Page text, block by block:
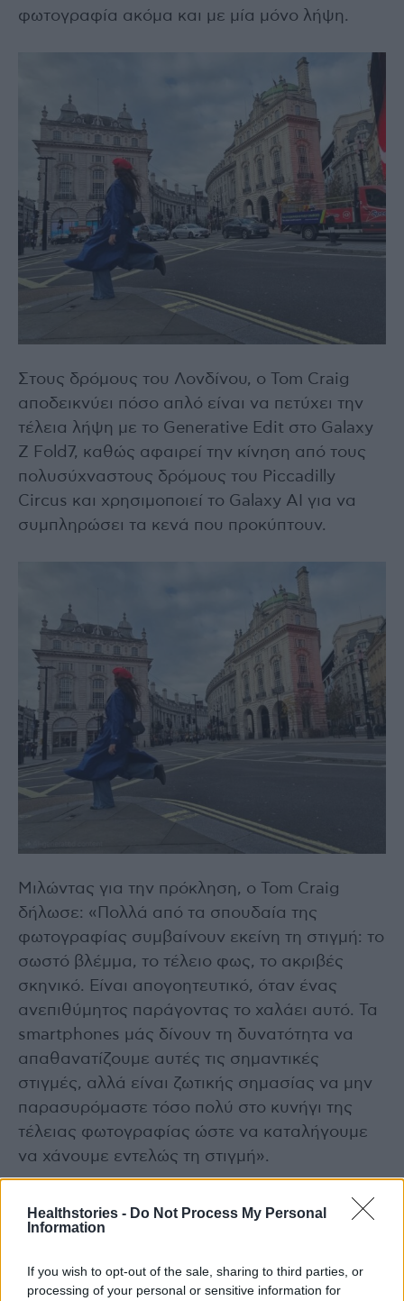
Healthstories - Do Not Process My Personal
Information
If you wish to opt-out of the sale, sharing to third parties, or
processing of your personal or sensitive information for
φωτογραφία ακόμα και με μία μόνο λήψη.
Στους δρόμους του Λονδίνου, ο Tom Craig
αποδεικνύει πόσο απλό είναι να πετύχει την
τέλεια λήψη με το Generative Edit στο Galaxy
Z Fold7, καθώς αφαιρεί την κίνηση από τους
πολυσύχναστους δρόμους του Piccadilly
Circus και χρησιμοποιεί το Galaxy AI για να
συμπληρώσει τα κενά που προκύπτουν.
Μιλώντας για την πρόκληση, ο Tom Craig
δήλωσε: «Πολλά από τα σπουδαία της
φωτογραφίας συμβαίνουν εκείνη τη στιγμή: το
σωστό βλέμμα, το τέλειο φως, το ακριβές
σκηνικό. Είναι απογοητευτικό, όταν ένας
ανεπιθύμητος παράγοντας το χαλάει αυτό. Τα
smartphones μάς δίνουν τη δυνατότητα να
απαθανατίζουμε αυτές τις σημαντικές
στιγμές, αλλά είναι ζωτικής σημασίας να μην
παρασυρόμαστε τόσο πολύ στο κυνήγι της
τέλειας φωτογραφίας ώστε να καταλήγουμε
να χάνουμε εντελώς τη στιγμή».